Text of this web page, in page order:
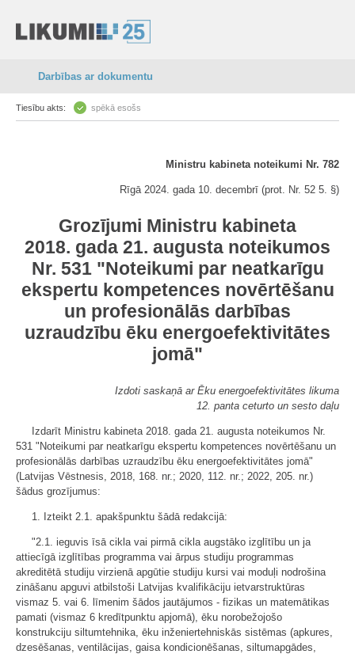
Darbības ar dokumentu
Tiesību akts: spēkā esošs
Ministru kabineta noteikumi Nr. 782
Rīgā 2024. gada 10. decembrī (prot. Nr. 52 5. §)
Grozījumi Ministru kabineta
2018. gada 21. augusta noteikumos
Nr. 531 "Noteikumi par neatkarīgu
ekspertu kompetences novērtēšanu
un profesionālās darbības
uzraudzību ēku energoefektivitātes
jomā"
Izdoti saskaņā ar Ēku energoefektivitātes likuma
12. panta ceturto un sesto daļu
Izdarīt Ministru kabineta 2018. gada 21. augusta noteikumos Nr.
531 "Noteikumi par neatkarīgu ekspertu kompetences novērtēšanu un
profesionālās darbības uzraudzību ēku energoefektivitātes jomā"
(Latvijas Vēstnesis, 2018, 168. nr.; 2020, 112. nr.; 2022, 205. nr.)
šādus grozījumus:
1. Izteikt 2.1. apakšpunktu šādā redakcijā:
"2.1. ieguvis īsā cikla vai pirmā cikla augstāko izglītību un ja
attiecīgā izglītības programma vai ārpus studiju programmas
akreditētā studiju virzienā apgūtie studiju kursi vai moduļi nodrošina
zināšanu apguvi atbilstoši Latvijas kvalifikāciju ietvarstruktūras
vismaz 5. vai 6. līmenim šādos jautājumos - fizikas un matemātikas
pamati (vismaz 6 kredītpunktu apjomā), ēku norobežojošo
konstrukciju siltumtehnika, ēku inženiertehniskās sistēmas (apkures,
dzesēšanas, ventilācijas, gaisa kondicionēšanas, siltumapgādes,